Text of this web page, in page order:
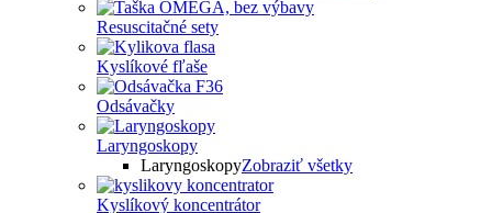
Resuscitačné sety
Kyslíkové fľaše
Odsávačky
Laryngoskopy
LaryngoskopyZobraziť všetky
Kyslíkový koncentrátor